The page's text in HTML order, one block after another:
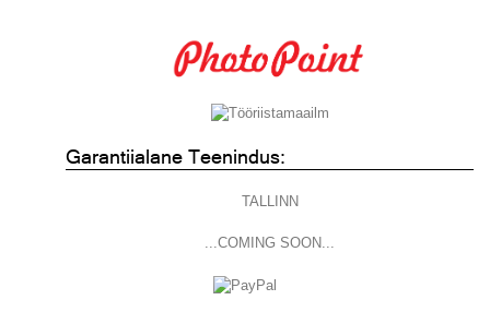
Garantiialane Teenindus:
TALLINN
...COMING SOON...